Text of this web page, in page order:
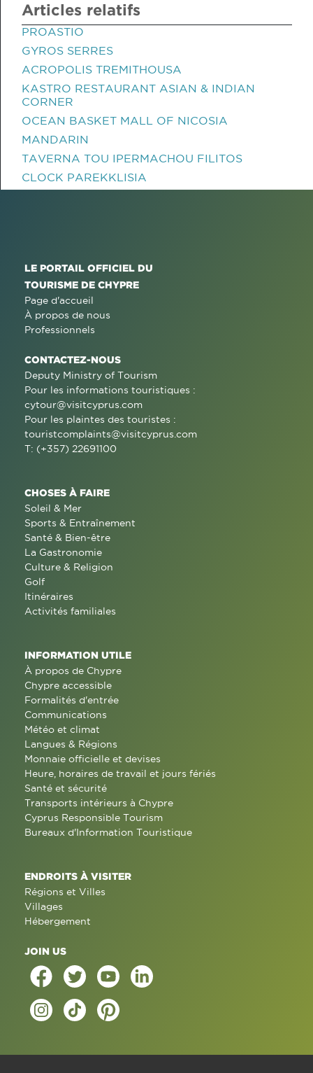
Articles relatifs
PROASTIO
GYROS SERRES
ACROPOLIS TREMITHOUSA
KASTRO RESTAURANT ASIAN & INDIAN
CORNER
OCEAN BASKET MALL OF NICOSIA
MANDARIN
TAVERNA TOU IPERMACHOU FILITOS
CLOCK PAREKKLISIA
LE PORTAIL OFFICIEL DU
TOURISME DE CHYPRE
Page d'accueil
À propos de nous
Professionnels
CONTACTEZ-NOUS
Deputy Ministry of Tourism
Pour les informations touristiques :
cytour@visitcyprus.com
Pour les plaintes des touristes :
touristcomplaints@visitcyprus.com
T: (+357) 22691100
CHOSES À FAIRE
Soleil & Mer
Sports & Entraînement
Santé & Bien-être
La Gastronomie
Culture & Religion
Golf
Itinéraires
Activités familiales
INFORMATION UTILE
À propos de Chypre
Chypre accessible
Formalités d'entrée
Communications
Météo et climat
Langues & Régions
Monnaie officielle et devises
Heure, horaires de travail et jours fériés
Santé et sécurité
Transports intérieurs à Chypre
Cyprus Responsible Tourism
Bureaux d'Information Touristique
ENDROITS À VISITER
Régions et Villes
Villages
Hébergement
JOIN US